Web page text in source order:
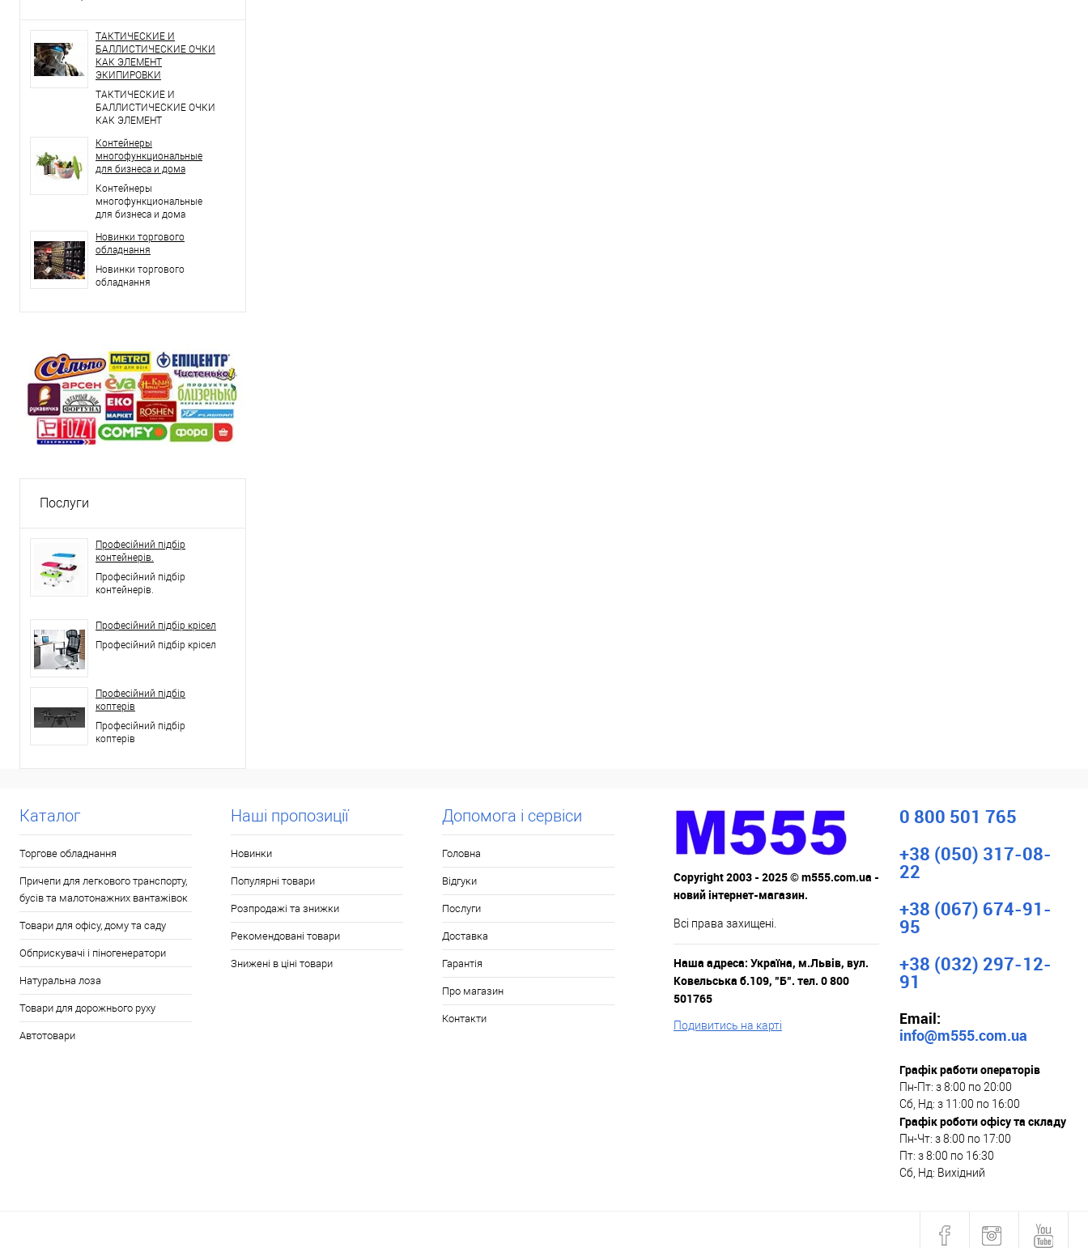
ТАКТИЧЕСКИЕ И
БАЛЛИСТИЧЕСКИЕ ОЧКИ
КАК ЭЛЕМЕНТ
ЭКИПИРОВКИ
ТАКТИЧЕСКИЕ И
БАЛЛИСТИЧЕСКИЕ ОЧКИ
КАК ЭЛЕМЕНТ
Контейнеры
многофункциональные
для бизнеса и дома
Контейнеры
многофункциональные
для бизнеса и дома
Новинки торгового
обладнання
Новинки торгового
обладнання
Послуги
Професійний підбір
контейнерів.
Професійний підбір
контейнерів.
Професійний підбір крісел
Професійний підбір крісел
Професійний підбір
коптерів
Професійний підбір
коптерів
Каталог
Торгове обладнання
Причепи для легкового транспорту,
бусів та малотонажних вантажівок
Товари для офісу, дому та саду
Обприскувачі і піногенератори
Натуральна лоза
Товари для дорожнього руху
Автотовари
Наші пропозиції
Новинки
Популярні товари
Розпродажі та знижки
Рекомендовані товари
Знижені в ціні товари
Допомога і сервіси
Головна
Відгуки
Послуги
Доставка
Гарантія
Про магазин
Контакти
Copyright 2003 - 2025 © m555.com.ua -
новий інтернет-магазин.
Всі права захищені.
Наша адреса: Україна, м.Львів, вул.
Ковельська б.109, "Б". тел. 0 800
501765
Подивитись на карті
0 800 501 765
+38 (050) 317-08-
22
+38 (067) 674-91-
95
+38 (032) 297-12-
91
Email:
info@m555.com.ua
Графік работи операторів
Пн-Пт: з 8:00 по 20:00
Сб, Нд: з 11:00 по 16:00
Графік роботи офісу та складу
Пн-Чт: з 8:00 по 17:00
Пт: з 8:00 по 16:30
Сб, Нд: Вихідний